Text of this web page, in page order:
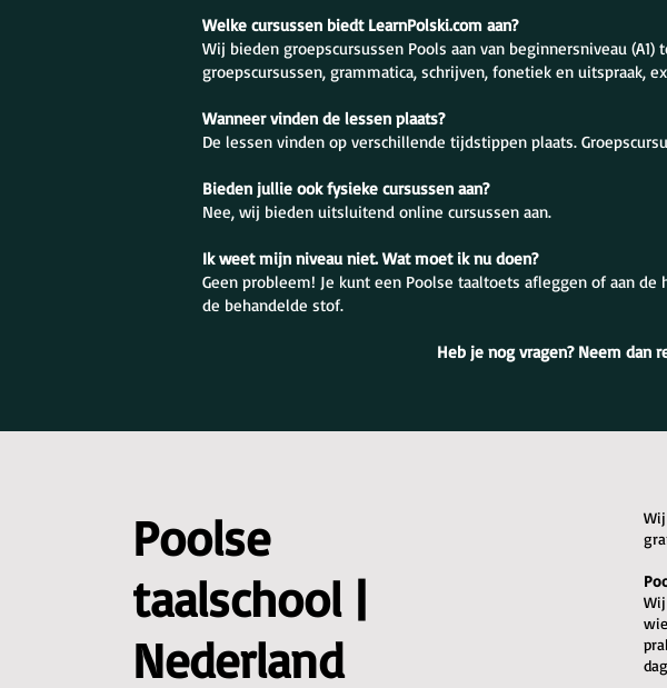
Welke cursussen biedt LearnPolski.com aan?
Wij bieden groepscursussen Pools aan van beginnersniveau
groepscursussen, grammatica, schrijven, fonetiek en uitspraak,
Wanneer vinden de lessen plaats?
De lessen vinden op verschillende tijdstippen plaats.
Bieden jullie ook fysieke cursussen aan?
Nee, wij bieden uitsluitend online cursussen aan.
Ik weet mijn niveau niet. Wat moet ik nu doen?
Geen probleem! Je kunt een Poolse taaltoets afleggen of aan
de behandelde stof.
Heb je nog vragen? Neem dan
Poolse
taalschool |
Nederland